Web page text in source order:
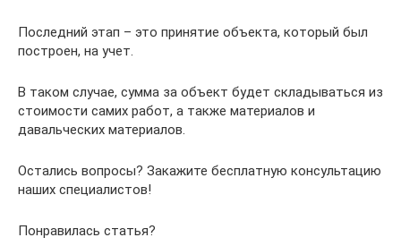
Последний этап – это принятие объекта, который был
построен, на учет.
В таком случае, сумма за объект будет складываться из
стоимости самих работ, а также материалов и
давальческих материалов.
Остались вопросы? Закажите бесплатную консультацию
наших специалистов!
Понравилась статья?